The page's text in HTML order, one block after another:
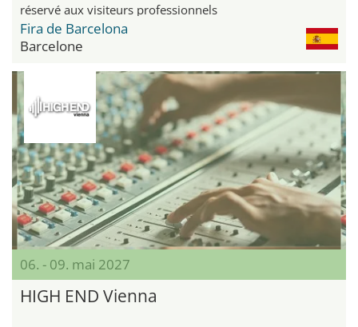
réservé aux visiteurs professionnels
Fira de Barcelona
Barcelone
06. - 09. mai 2027
HIGH END Vienna